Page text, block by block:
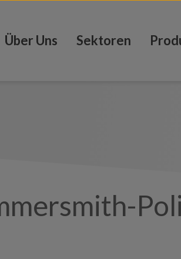
Über Uns Sektoren